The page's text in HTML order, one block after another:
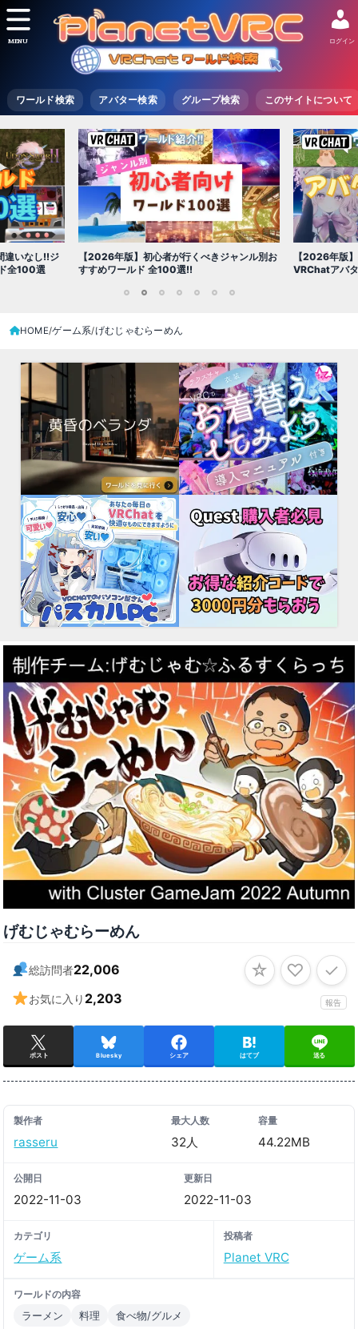
ワールド検索 アバター検索 グループ検索 このサイトについて
ログイン
MENU
ャンル別お
【2026年版】初心者必見!!無料で使える
VRChatアバター（アバターワールド紹介）
【2026年版
世界を味わえ
HOME ゲーム系 げむじゃむらーめん
げむじゃむらーめん
総訪問者22,006
お気に入り 2,203 報告
☆ ♡ ✓
ポスト Bluesky シェア はてブ 送る
製作者
rasseru
最大人数
32人
容量
44.22MB
公開日
2022-11-03
更新日
2022-11-03
カテゴリ
ゲーム系
投稿者
Planet VRC
ワールドの内容
ラーメン 料理 食べ物/グルメ